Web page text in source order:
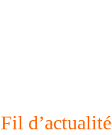
Fil d’actualité